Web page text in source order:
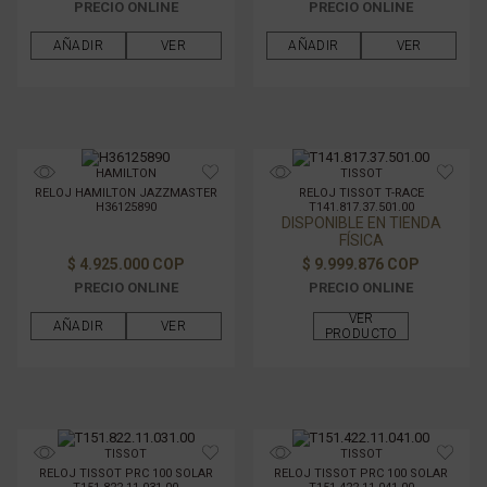
PRECIO ONLINE
AÑADIR VER
PRECIO ONLINE
AÑADIR VER
HAMILTON
RELOJ HAMILTON JAZZMASTER
H36125890
$ 4.925.000 COP
PRECIO ONLINE
AÑADIR VER
TISSOT
RELOJ TISSOT T-RACE
T141.817.37.501.00
$ 9.999.876 COP
DISPONIBLE EN TIENDA
FÍSICA
PRECIO ONLINE
VER
PRODUCTO
TISSOT
RELOJ TISSOT PRC 100 SOLAR
TISSOT
RELOJ TISSOT PRC 100 SOLAR